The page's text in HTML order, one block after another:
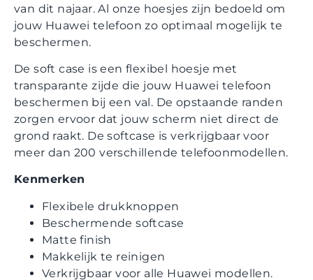
van dit najaar. Al onze hoesjes zijn bedoeld om
jouw Huawei telefoon zo optimaal mogelijk te
beschermen.
De soft case is een flexibel hoesje met
transparante zijde die jouw Huawei telefoon
beschermen bij een val. De opstaande randen
zorgen ervoor dat jouw scherm niet direct de
grond raakt. De softcase is verkrijgbaar voor
meer dan 200 verschillende telefoonmodellen.
Kenmerken
Flexibele drukknoppen
Beschermende softcase
Matte finish
Makkelijk te reinigen
Verkrijgbaar voor alle Huawei modellen.